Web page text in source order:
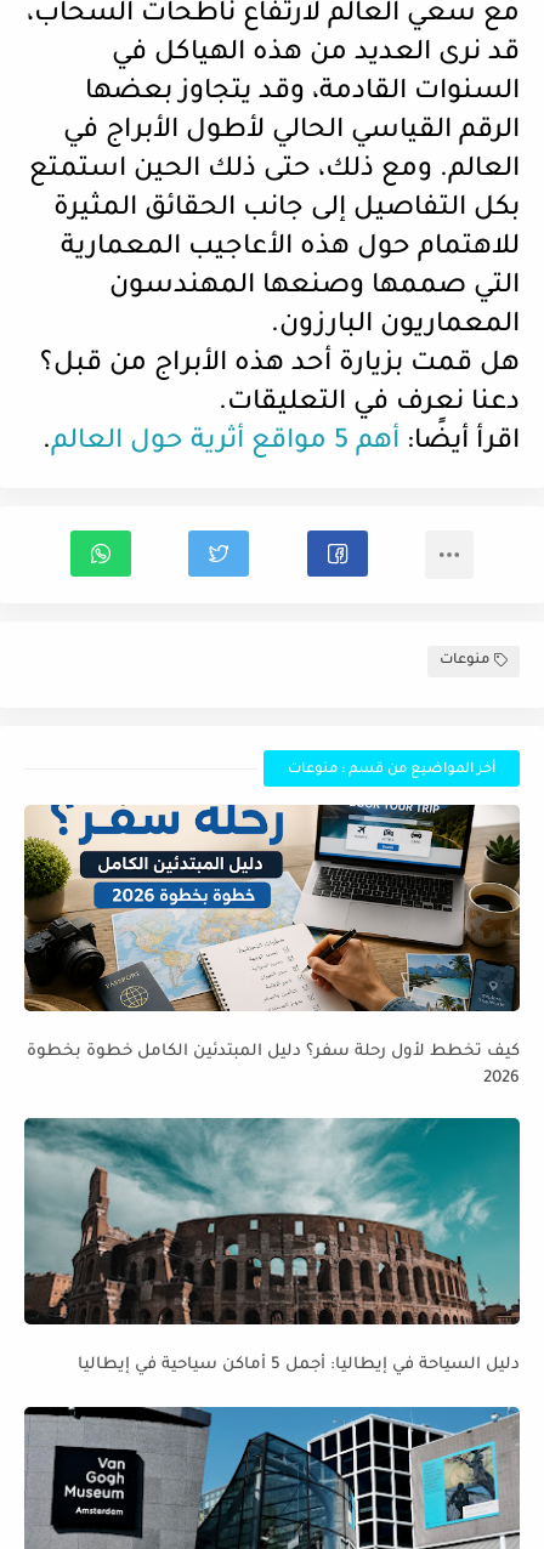
مع سعي العالم لارتفاع ناطحات السحاب،
قد نرى العديد من هذه الهياكل في
السنوات القادمة، وقد يتجاوز بعضها
الرقم القياسي الحالي لأطول الأبراج في
العالم. ومع ذلك، حتى ذلك الحين استمتع
بكل التفاصيل إلى جانب الحقائق المثيرة
للاهتمام حول هذه الأعاجيب المعمارية
التي صممها وصنعها المهندسون
المعماريون البارزون.
هل قمت بزيارة أحد هذه الأبراج من قبل؟
دعنا نعرف في التعليقات.
اقرأ أيضًا: أهم 5 مواقع أثرية حول العالم .
منوعات
أخر المواضيع من قسم : منوعات
كيف تخطط لأول رحلة سفر؟ دليل المبتدئين الكامل خطوة بخطوة
2026
دليل السياحة في إيطاليا: أجمل 5 أماكن سياحية في إيطاليا